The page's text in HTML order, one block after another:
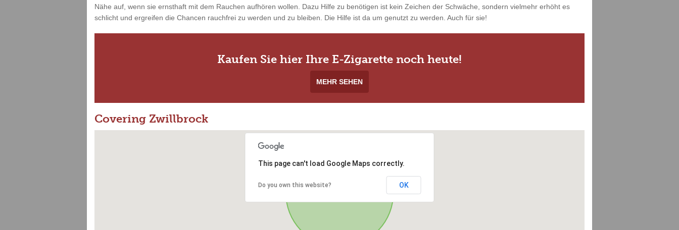
Nähe auf, wenn sie ernsthaft mit dem Rauchen aufhören wollen. Dazu Hilfe zu benötigen ist kein Zeichen der Schwäche, sondern vielmehr erhöht es
schlicht und ergreifen die Chancen rauchfrei zu werden und zu bleiben. Die Hilfe ist da um genutzt zu werden. Auch für sie!
Kaufen Sie hier Ihre E-Zigarette noch heute!
MEHR SEHEN
Covering Zwillbrock
This page can't load Google Maps correctly.
Do you own this website? OK